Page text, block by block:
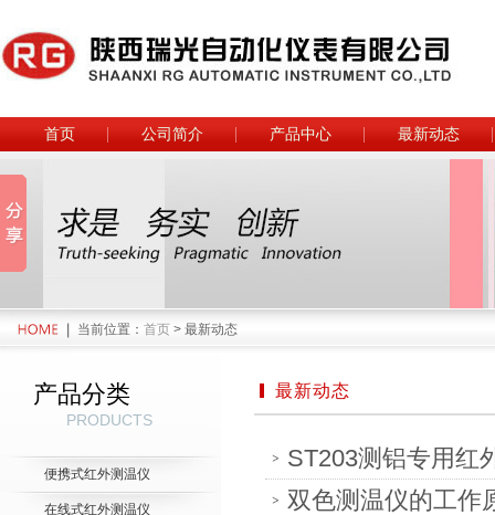
首页 公司简介 产品中心 最新动态
当前位置： 首页 > 最新动态
最新动态
ST203测铝专用红
双色测温仪的工作
产品分类
PRODUCTS
便携式红外测温仪
在线式红外测温仪